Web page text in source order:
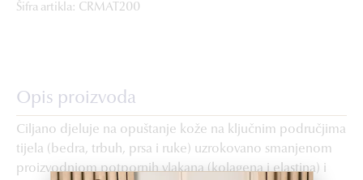
Šifra artikla: CRMAT200
Opis proizvoda
Ciljano djeluje na opuštanje kože na ključnim područjima
tijela (bedra, trbuh, prsa i ruke) uzrokovano smanjenom
proizvodnjom potpornih vlakana (kolagena i elastina) i